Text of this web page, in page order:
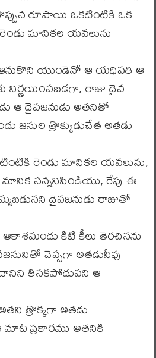
రూపాయి ఒకటింటికి ఒక
మానికల యవలును
యుండెనో ఆ యధిపతి ఆ
నిర్ణయింపబడగా, రాజు దైవ
ఆ దైవజనుడు అతనితో
జనుల త్రొక్కుడుచేత అతడు
రెండు మానికల యవలును,
సన్ననిపిండియు, రేపు ఈ
దైవజనుడు రాజుతో
కిటి కీలు తెరచినను
చెప్పగా అతడునీవు
తినకపోదువని ఆ
త్రొక్కగా అతడు
ప్రకారము అతనికి